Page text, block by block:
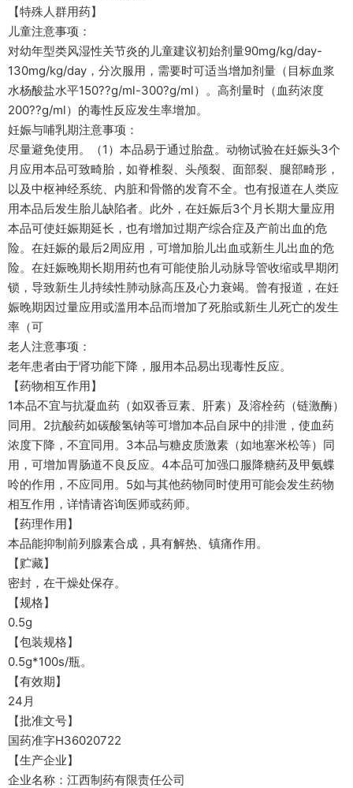
【特殊人群用药】
儿童注意事项：
对幼年型类风湿性关节炎的儿童建议初始剂量90mg/kg/day-
130mg/kg/day，分次服用，需要时可适当增加剂量（目标血浆
水杨酸盐水平150??g/ml-300?g/ml）。高剂量时（血药浓度
200??g/ml）的毒性反应发生率增加。
妊娠与哺乳期注意事项：
尽量避免使用。（1）本品易于通过胎盘。动物试验在妊娠头3个
月应用本品可致畸胎，如脊椎裂、头颅裂、面部裂、腿部畸形，
以及中枢神经系统、内脏和骨骼的发育不全。也有报道在人类应
用本品后发生胎儿缺陷者。此外，在妊娠后3个月长期大量应用
本品可使妊娠期延长，也有增加过期产综合症及产前出血的危
险。在妊娠的最后2周应用，可增加胎儿出血或新生儿出血的危
险。在妊娠晚期长期用药也有可能使胎儿动脉导管收缩或早期闭
锁，导致新生儿持续性肺动脉高压及心力衰竭。曾有报道，在妊
娠晚期因过量应用或滥用本品而增加了死胎或新生儿死亡的发生
率（可
老人注意事项：
老年患者由于肾功能下降，服用本品易出现毒性反应。
【药物相互作用】
1本品不宜与抗凝血药（如双香豆素、肝素）及溶栓药（链激酶）
同用。2抗酸药如碳酸氢钠等可增加本品自尿中的排泄，使血药
浓度下降，不宜同用。3本品与糖皮质激素（如地塞米松等）同
用，可增加胃肠道不良反应。4本品可加强口服降糖药及甲氨蝶
呤的作用，不应同用。5如与其他药物同时使用可能会发生药物
相互作用，详情请咨询医师或药师。
【药理作用】
本品能抑制前列腺素合成，具有解热、镇痛作用。
【贮藏】
密封，在干燥处保存。
【规格】
0.5g
【包装规格】
0.5g*100s/瓶。
【有效期】
24月
【批准文号】
国药准字H36020722
【生产企业】
企业名称：江西制药有限责任公司